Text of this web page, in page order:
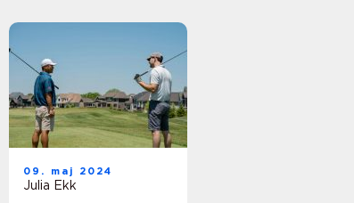
09. maj 2024
Julia Ekk